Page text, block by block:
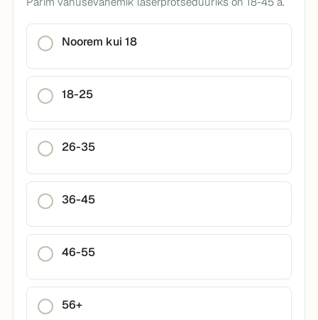
Noorem kui 18
18-25
26-35
36-45
46-55
56+